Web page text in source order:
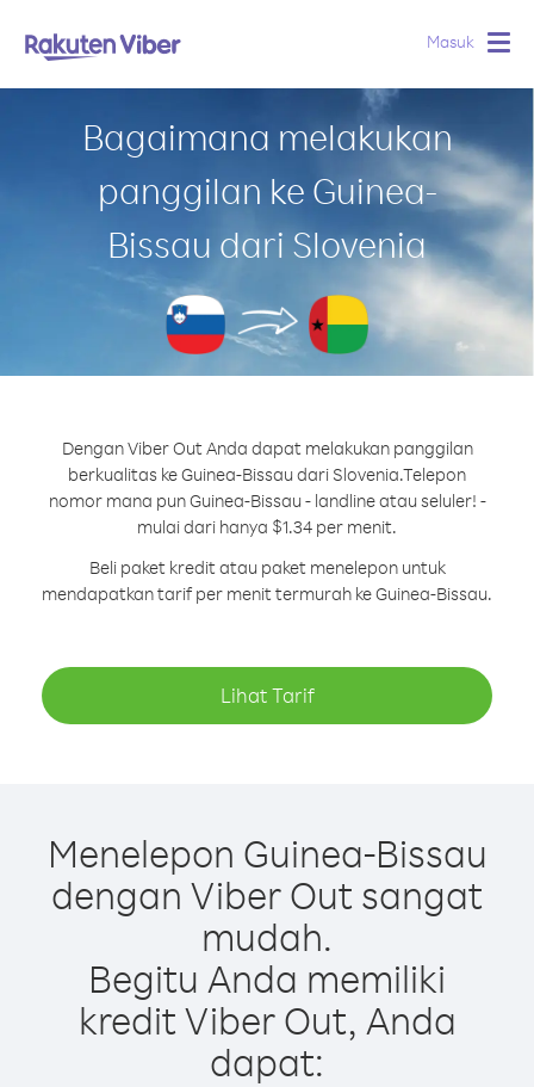
Masuk
Bagaimana melakukan
panggilan ke Guinea-
Bissau dari Slovenia
Dengan Viber Out Anda dapat melakukan panggilan
berkualitas ke Guinea-Bissau dari Slovenia.Telepon
nomor mana pun Guinea-Bissau - landline atau seluler! -
mulai dari hanya $1.34 per menit.
Beli paket kredit atau paket menelepon untuk
mendapatkan tarif per menit termurah ke Guinea-Bissau.
Lihat Tarif
Menelepon Guinea-Bissau
dengan Viber Out sangat
mudah.
Begitu Anda memiliki
kredit Viber Out, Anda
dapat: